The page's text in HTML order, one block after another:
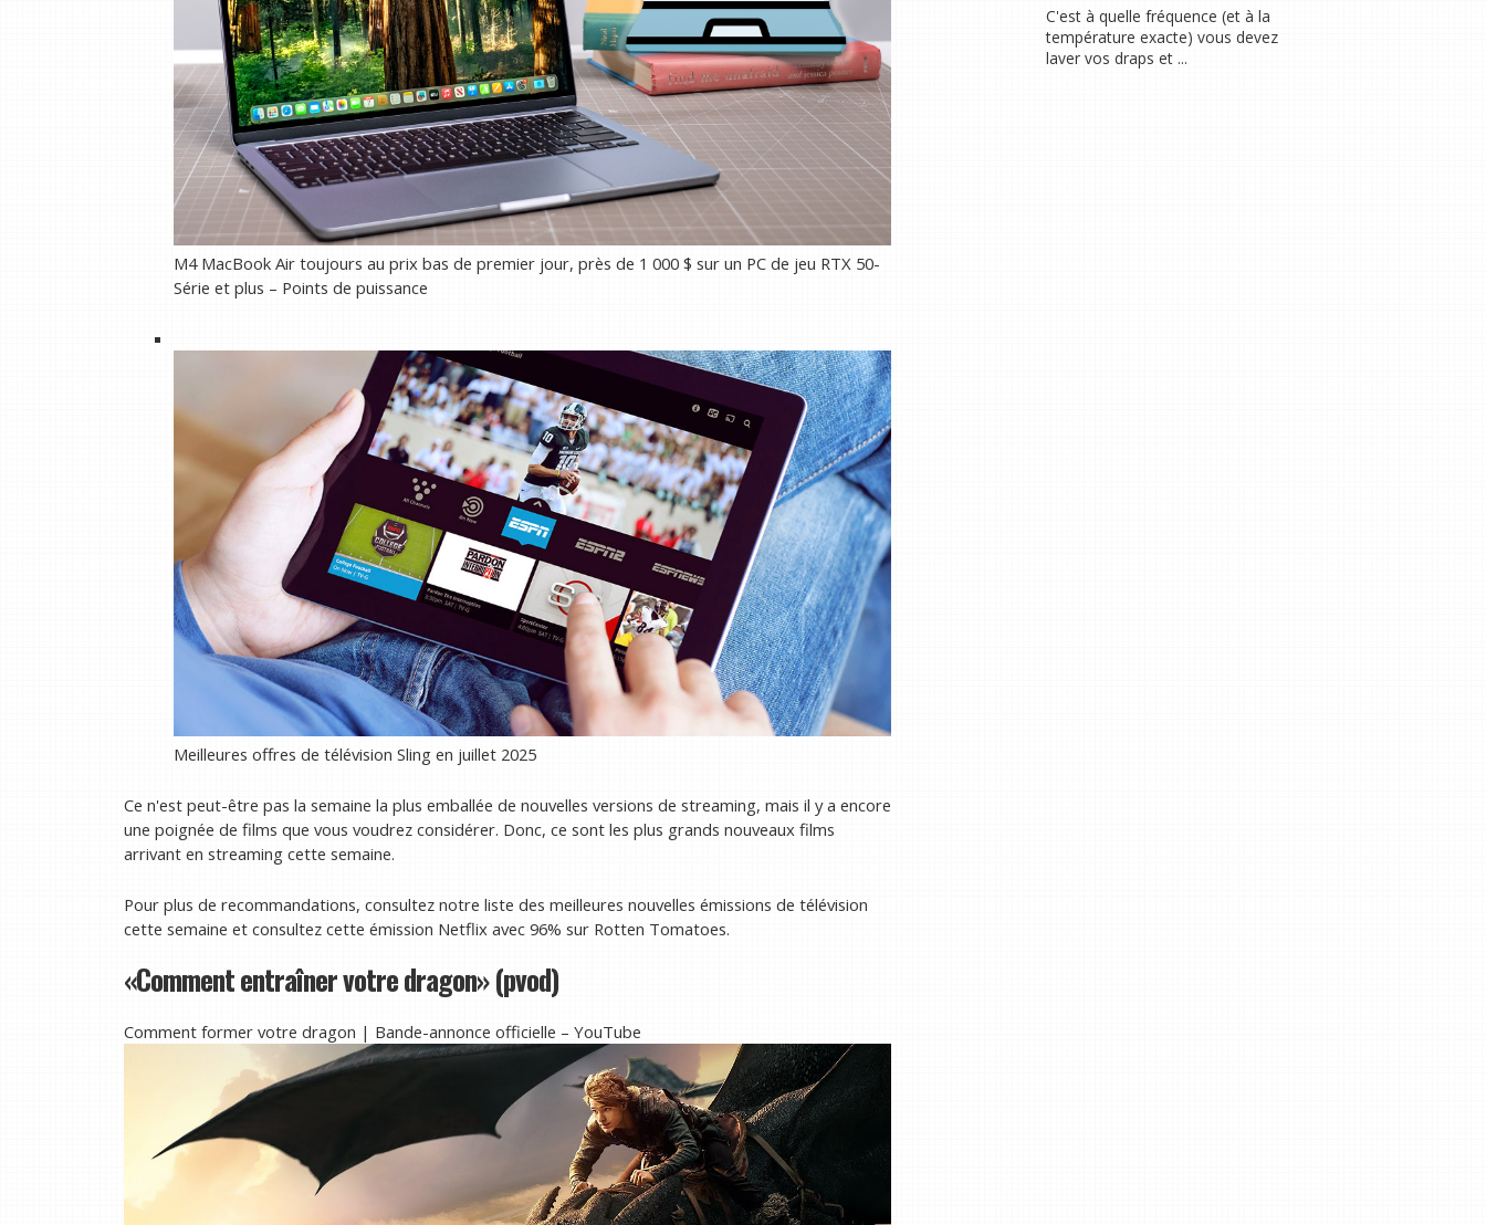
M4 MacBook Air toujours au prix bas de premier jour, près de 1 000 $ sur un PC de jeu RTX 50-
Série et plus – Points de puissance
Meilleures offres de télévision Sling en juillet 2025
Ce n'est peut-être pas la semaine la plus emballée de nouvelles versions de streaming, mais il y a encore
une poignée de films que vous voudrez considérer. Donc, ce sont les plus grands nouveaux films
arrivant en streaming cette semaine.
Pour plus de recommandations, consultez notre liste des meilleures nouvelles émissions de télévision
cette semaine et consultez cette émission Netflix avec 96% sur Rotten Tomatoes.
«Comment entraîner votre dragon» (pvod)
Comment former votre dragon | Bande-annonce officielle – YouTube
C'est à quelle fréquence (et à la
température exacte) vous devez
laver vos draps et ...